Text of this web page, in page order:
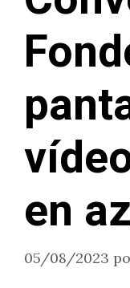
en
05/08/2023